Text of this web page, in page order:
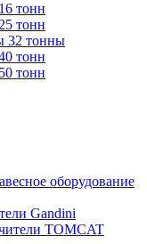
тонн
тонн
32 тонны
тонн
тонн
оборудование
Gandini
TOMCAT